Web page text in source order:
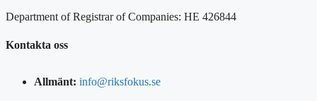
Department of Registrar of Companies: HE 426844
Kontakta oss
Allmänt: info@riksfokus.se